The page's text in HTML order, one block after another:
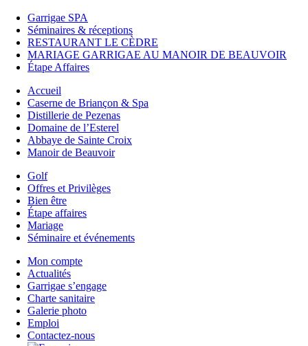
Garrigae SPA
Séminaires & réceptions
RESTAURANT LE CÈDRE
MARIAGE GARRIGAE AU MANOIR DE BEAUVOIR
Étape Affaires
Accueil
Caserne de Briançon & Spa
Distillerie de Pezenas
Domaine de l’Esterel
Abbaye de Sainte Croix
Manoir de Beauvoir
Golf
Offres et Privilèges
Bien être
Étape affaires
Mariage
Séminaire et événements
Mon compte
Actualités
Garrigae s’engage
Charte sanitaire
Galerie photo
Emploi
Contactez-nous